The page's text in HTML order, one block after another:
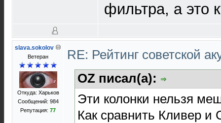
фильтра, а это
slava.sokolov
Ветеран
Откуда: Харьков
Сообщений: 984
Репутация: 77
RE: Рейтинг советской
OZ писал(а):
Эти колонки нельзя
Как сравнить Кливер